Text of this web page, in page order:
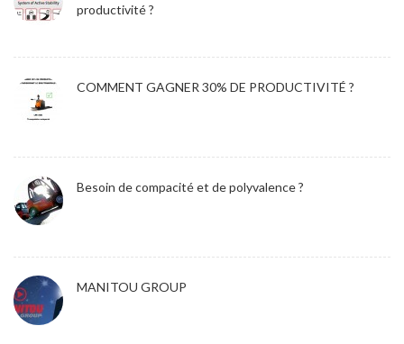
productivité ?
COMMENT GAGNER 30% DE PRODUCTIVITÉ ?
Besoin de compacité et de polyvalence ?
MANITOU GROUP